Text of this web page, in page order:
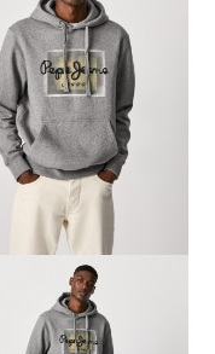
kao naši kupci u